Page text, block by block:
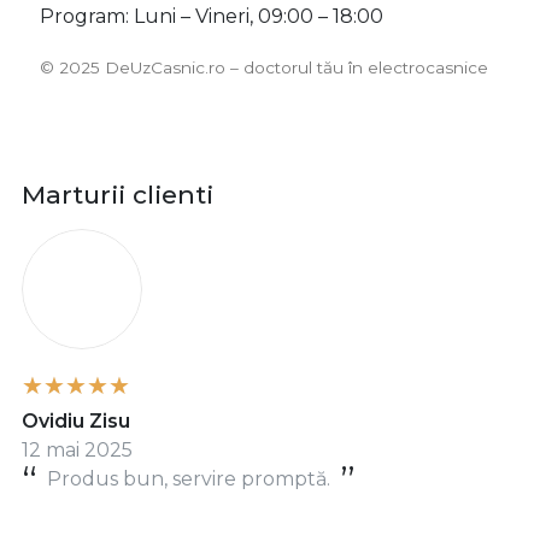
Program: Luni – Vineri, 09:00 – 18:00
©️ 2025 DeUzCasnic.ro – doctorul tău în electrocasnice
Marturii clienti
Produs bun, servire promptă.
Ovidiu Zisu
12 mai 2025